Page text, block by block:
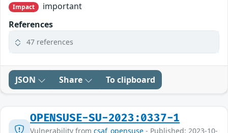
Impact
important
References
47 references
JSON Share To clipboard
OPENSUSE-SU-2023:0337-1
Vulnerability from csaf_opensuse - Published: 2023-10-